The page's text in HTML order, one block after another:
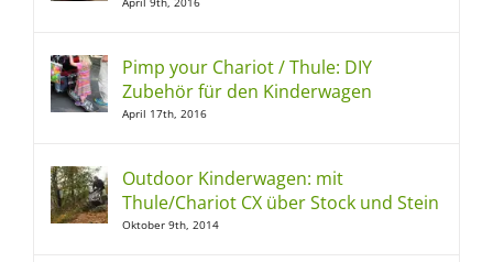
Pimp your Chariot / Thule: DIY
Zubehör für den Kinderwagen
April 17th, 2016
Outdoor Kinderwagen: mit
Thule/Chariot CX über Stock und Stein
Oktober 9th, 2014